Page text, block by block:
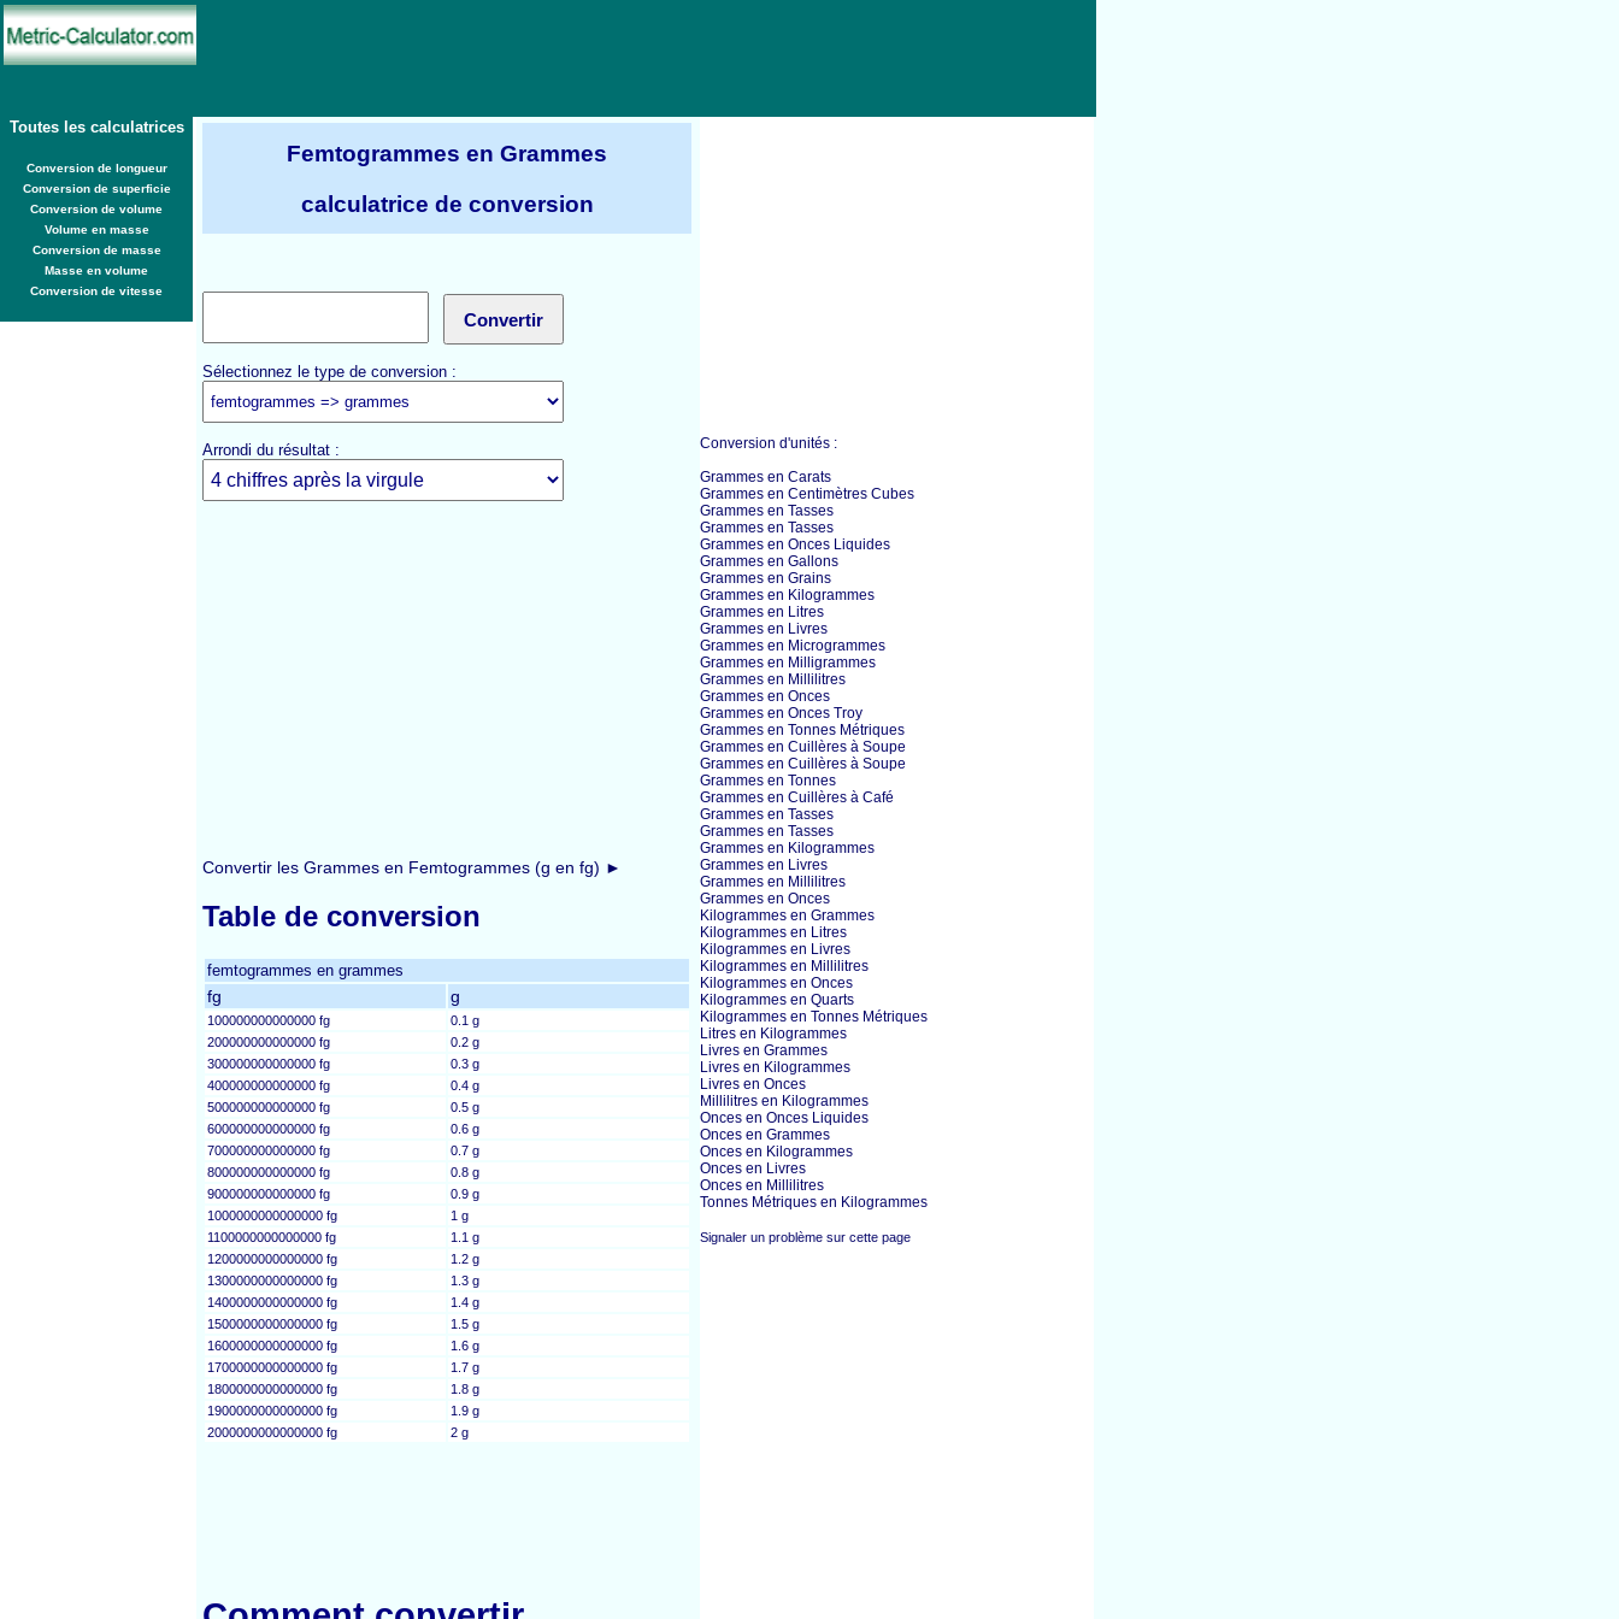
Toutes les calculatrices
Conversion de longueur
Conversion de superficie
Conversion de volume
Volume en masse
Conversion de masse
Masse en volume
Conversion de vitesse
Femtogrammes en Grammes
calculatrice de conversion
Sélectionnez le type de conversion :
Arrondi du résultat :
Convertir les Grammes en Femtogrammes (g en fg) ►
Table de conversion
femtogrammes en grammes
fg g
100000000000000 fg
0.1 g
200000000000000 fg
0.2 g
300000000000000 fg
0.3 g
400000000000000 fg
0.4 g
500000000000000 fg
0.5 g
600000000000000 fg
0.6 g
700000000000000 fg
0.7 g
800000000000000 fg
0.8 g
900000000000000 fg
0.9 g
1000000000000000 fg
1 g
1100000000000000 fg
1.1 g
1200000000000000 fg
1.2 g
1300000000000000 fg
1.3 g
1400000000000000 fg
1.4 g
1500000000000000 fg
1.5 g
1600000000000000 fg
1.6 g
1700000000000000 fg
1.7 g
1800000000000000 fg
1.8 g
1900000000000000 fg
1.9 g
2000000000000000 fg
2 g
Conversion d'unités :
Grammes en Carats
Grammes en Centimètres Cubes
Grammes en Tasses
Grammes en Tasses
Grammes en Onces Liquides
Grammes en Gallons
Grammes en Grains
Grammes en Kilogrammes
Grammes en Litres
Grammes en Livres
Grammes en Microgrammes
Grammes en Milligrammes
Grammes en Millilitres
Grammes en Onces
Grammes en Onces Troy
Grammes en Tonnes Métriques
Grammes en Cuillères à Soupe
Grammes en Cuillères à Soupe
Grammes en Tonnes
Grammes en Cuillères à Café
Grammes en Tasses
Grammes en Tasses
Grammes en Kilogrammes
Grammes en Livres
Grammes en Millilitres
Grammes en Onces
Kilogrammes en Grammes
Kilogrammes en Litres
Kilogrammes en Livres
Kilogrammes en Millilitres
Kilogrammes en Onces
Kilogrammes en Quarts
Kilogrammes en Tonnes Métriques
Litres en Kilogrammes
Livres en Grammes
Livres en Kilogrammes
Livres en Onces
Millilitres en Kilogrammes
Onces en Onces Liquides
Onces en Grammes
Onces en Kilogrammes
Onces en Livres
Onces en Millilitres
Tonnes Métriques en Kilogrammes
Signaler un problème sur cette page